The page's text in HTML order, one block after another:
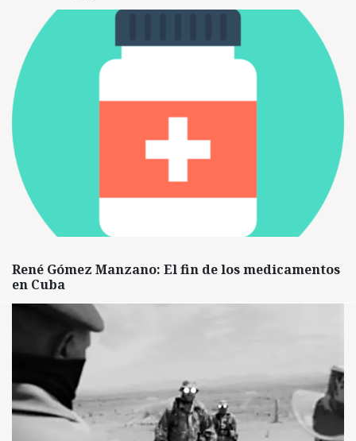
René Gómez Manzano: El fin de los medicamentos
en Cuba